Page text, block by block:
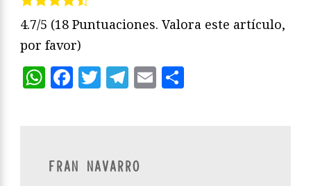
4.7/5 (18 Puntuaciones. Valora este artículo,
por favor)
WhatsApp
Facebook
Twitter
Telegram
Email
FRAN NAVARRO